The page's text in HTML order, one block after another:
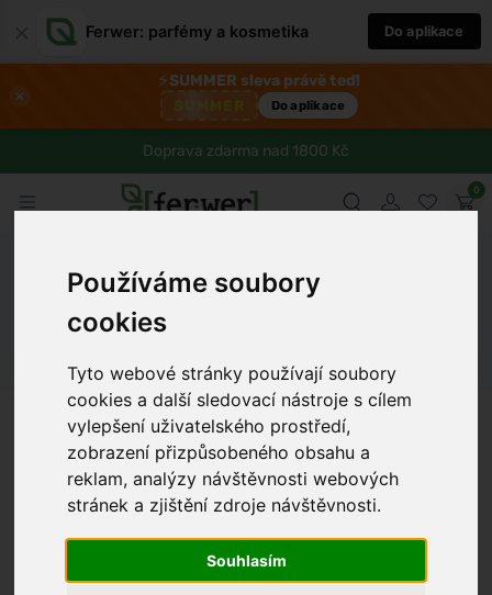
Používáme soubory
cookies
Tyto webové stránky používají soubory
cookies a další sledovací nástroje s cílem
vylepšení uživatelského prostředí,
zobrazení přizpůsobeného obsahu a
reklam, analýzy návštěvnosti webových
stránek a zjištění zdroje návštěvnosti.
Souhlasím
Ferwer: parfémy a kosmetika Do aplikace
×
⚡SUMMER sleva právě teď!
Do aplikace
Doprava zdarma nad 1800 Kč
0
Depilace zad jako moderní péče o
mužský vzhled
Anna Procházková 6 min 30.1.2025